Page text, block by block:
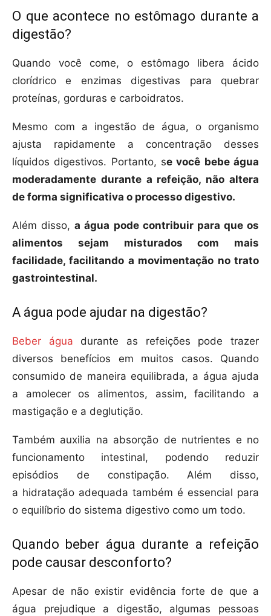
O que acontece no estômago durante a
digestão?
Quando você come, o estômago libera ácido
clorídrico e enzimas digestivas para quebrar
proteínas, gorduras e carboidratos.
Mesmo com a ingestão de água, o organismo
ajusta rapidamente a concentração desses
líquidos digestivos. Portanto, se você bebe água
moderadamente durante a refeição, não altera
de forma significativa o processo digestivo.
Além disso,a água pode contribuir para que os
alimentos sejam misturados com mais
facilidade, facilitando a movimentação no trato
gastrointestinal.
A água pode ajudar na digestão?
Beber água durante as refeições pode trazer
diversos benefícios em muitos casos. Quando
consumido de maneira equilibrada, a água ajuda
a amolecer os alimentos, assim, facilitando a
mastigação e a deglutição.
Também auxilia na absorção de nutrientes e no
funcionamento intestinal, podendo reduzir
episódios de constipação. Além disso,
a hidratação adequada também é essencial para
o equilíbrio do sistema digestivo como um todo.
Quando beber água durante a refeição
pode causar desconforto?
Apesar de não existir evidência forte de que a
água prejudique a digestão, algumas pessoas